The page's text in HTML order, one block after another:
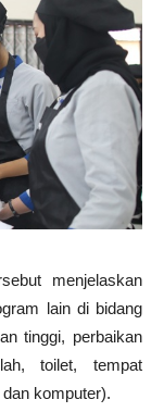
menjelaskan
lain di bidang
tinggi, perbaikan
toilet, tempat
komputer).